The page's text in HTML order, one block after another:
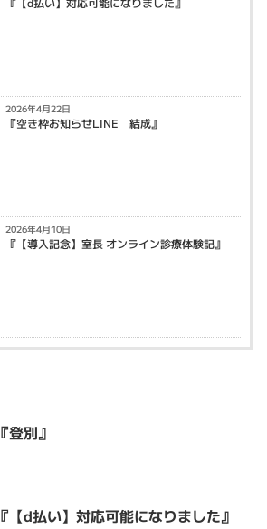
2026年4月22日
『空き枠お知らせLINE 結成』
2026年4月10日
『【導入記念】室長 オンライン診療体験記』
『登別』
『【d払い】対応可能になりました』